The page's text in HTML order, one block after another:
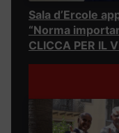
Sala d’Ercole
“Norma
CLICCA PER IL